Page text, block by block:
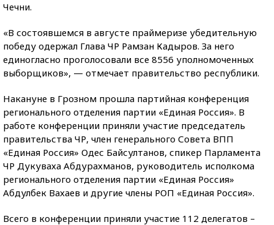
Чечни.
«В состоявшемся в августе праймеризе убедительную
победу одержал Глава ЧР Рамзан Кадыров. За него
единогласно проголосовали все 8556 уполномоченных
выборщиков», — отмечает правительство республики.
Накануне в Грозном прошла партийная конференция
регионального отделения партии «Единая Россия». В
работе конференции приняли участие председатель
правительства ЧР, член генерального Совета ВПП
«Единая Россия» Одес Байсултанов, спикер Парламента
ЧР Дукуваха Абдурахманов, руководитель исполкома
регионального отделения партии «Единая Россия»
Абдулбек Вахаев и другие члены РОП «Единая Россия».
Всего в конференции приняли участие 112 делегатов –